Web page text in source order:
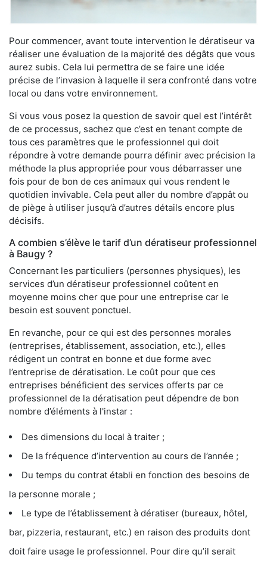
Pour commencer, avant toute intervention le dératiseur va
réaliser une évaluation de la majorité des dégâts que vous
aurez subis. Cela lui permettra de se faire une idée
précise de l’invasion à laquelle il sera confronté dans votre
local ou dans votre environnement.
Si vous vous posez la question de savoir quel est l’intérêt
de ce processus, sachez que c’est en tenant compte de
tous ces paramètres que le professionnel qui doit
répondre à votre demande pourra définir avec précision la
méthode la plus appropriée pour vous débarrasser une
fois pour de bon de ces animaux qui vous rendent le
quotidien invivable. Cela peut aller du nombre d’appât ou
de piège à utiliser jusqu’à d’autres détails encore plus
décisifs.
A combien s’élève le tarif d’un dératiseur professionnel
à Baugy ?
Concernant les particuliers (personnes physiques), les
services d’un dératiseur professionnel coûtent en
moyenne moins cher que pour une entreprise car le
besoin est souvent ponctuel.
En revanche, pour ce qui est des personnes morales
(entreprises, établissement, association, etc.), elles
rédigent un contrat en bonne et due forme avec
l’entreprise de dératisation. Le coût pour que ces
entreprises bénéficient des services offerts par ce
professionnel de la dératisation peut dépendre de bon
nombre d’éléments à l'instar :
Des dimensions du local à traiter ;
De la fréquence d’intervention au cours de l’année ;
Du temps du contrat établi en fonction des besoins de
la personne morale ;
Le type de l’établissement à dératiser (bureaux, hôtel,
bar, pizzeria, restaurant, etc.) en raison des produits dont
doit faire usage le professionnel. Pour dire qu’il serait